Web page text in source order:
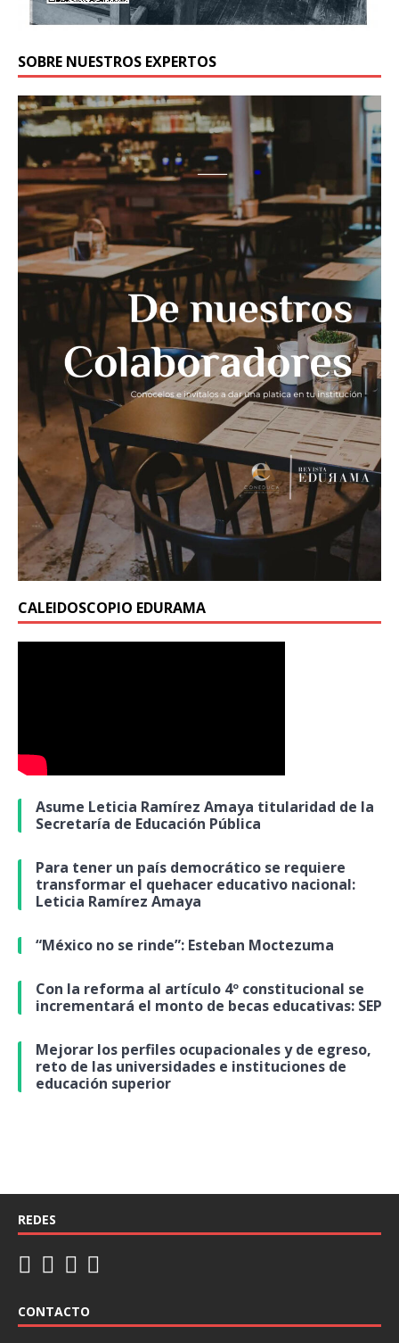
SOBRE NUESTROS EXPERTOS
CALEIDOSCOPIO EDURAMA
Asume Leticia Ramírez Amaya titularidad de la
Secretaría de Educación Pública
Para tener un país democrático se requiere
transformar el quehacer educativo nacional:
Leticia Ramírez Amaya
“México no se rinde”: Esteban Moctezuma
Con la reforma al artículo 4º constitucional se
incrementará el monto de becas educativas: SEP
Mejorar los perfiles ocupacionales y de egreso,
reto de las universidades e instituciones de
educación superior
REDES
CONTACTO